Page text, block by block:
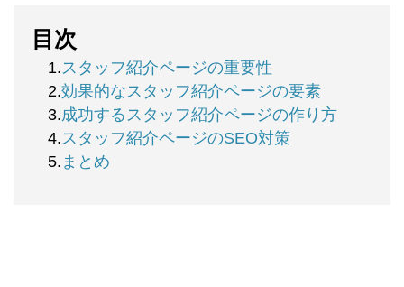
目次
1.スタッフ紹介ページの重要性
2.効果的なスタッフ紹介ページの要素
3.成功するスタッフ紹介ページの作り方
4.スタッフ紹介ページのSEO対策
5. まとめ